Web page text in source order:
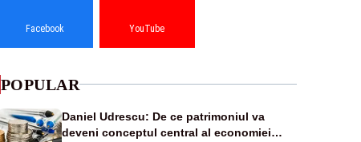
Facebook YouTube
POPULAR
Daniel Udrescu: De ce patrimoniul va
deveni conceptul central al economiei